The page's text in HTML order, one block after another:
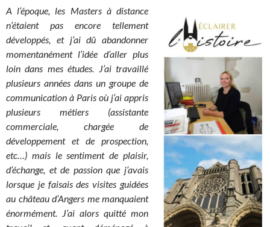
A l’époque, les Masters à distance
n’étaient pas encore tellement
développés, et j’ai dû abandonner
momentanément l’idée d’aller plus
loin dans mes études. J’ai travaillé
plusieurs années dans un groupe de
communication à Paris où j’ai appris
plusieurs métiers (assistante
commerciale, chargée de
développement et de prospection,
etc…) mais le sentiment de plaisir,
d’échange, et de passion que j’avais
lorsque je faisais des visites guidées
au château d’Angers me manquaient
énormément. J’ai alors quitté mon